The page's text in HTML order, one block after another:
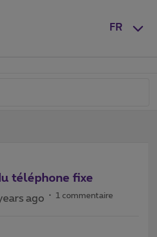
FR
téléphone fixe
ago 1 commentaire